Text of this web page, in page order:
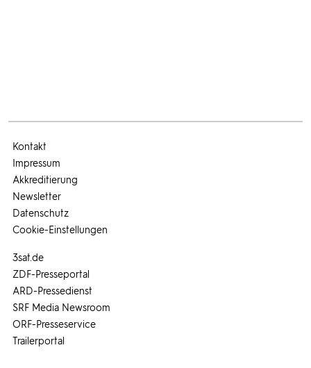
3sat.de
ZDF-Presseportal
ARD-Pressedienst
SRF Media Newsroom
ORF-Presseservice
Trailerportal
Kontakt
Impressum
Akkreditierung
Newsletter
Datenschutz
Cookie-Einstellungen